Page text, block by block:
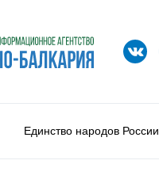
Единство народов России